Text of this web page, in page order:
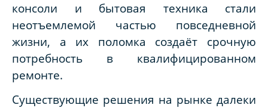
консоли и бытовая техника стали
неотъемлемой частью повседневной
жизни, а их поломка создаёт срочную
потребность в квалифицированном
ремонте.
Существующие решения на рынке далеки